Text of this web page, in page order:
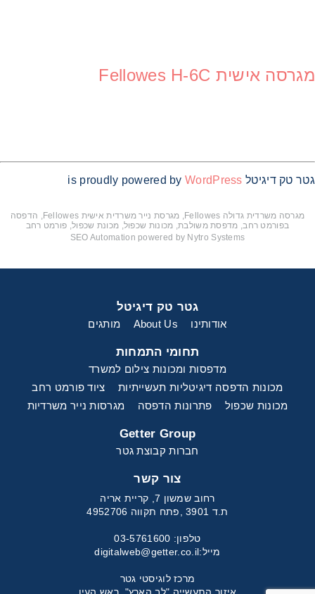
מגרסה אישית Fellowes H-6C
גטר טק דיגיטל is proudly powered by WordPress
מגרסה משרדית גדולה Fellowes, מגרסת נייר משרדית אישית Fellowes, הדפסה
בפורמט רחב, מדפסת משולבת, מכונות שכפול, מכונת שכפול, פורמט רחב
SEO Automation powered by Nytro Systems
גטר טק דיגיטל
אודותינו About Us מותגים
תחומי התמחות
מדפסות ומכונות צילום למשרד
מכונות הדפסה דיגיטליות תעשייתיות
ציוד פורמט רחב
מכונות שכפול
פתרונות הדפסה מגרסות נייר משרדיות
Getter Group
חברות קבוצת גטר
צור קשר
רחוב שמשון 7, קריית אריה
ת.ד 3901 ,פתח תקווה 4952706
טלפון: 03-5761600
מייל:digitalweb@getter.co.il
מרכז לוגיסטי גטר
איזור התעשייה "לב הארץ", ראש העין